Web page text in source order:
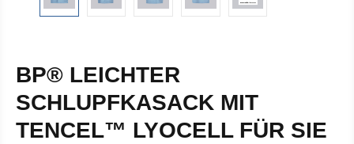
BP® LEICHTER
SCHLUPFKASACK MIT
TENCEL™ LYOCELL FÜR SIE